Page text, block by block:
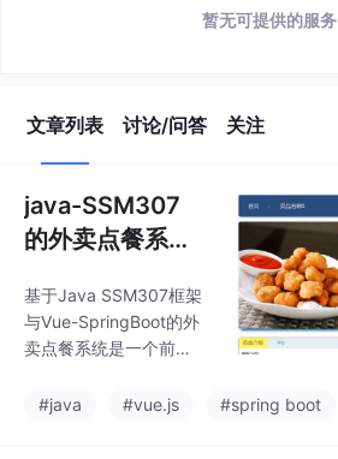
暂无可提供的服务
文章列表 讨论/问答 关注
java-SSM307
的外卖点餐系统
t
基于Java SSM307框架
与Vue-SpringBoot的外
卖点餐系统是一个前后
台，整合了SpringBoo
#java #vue.js #spring boot